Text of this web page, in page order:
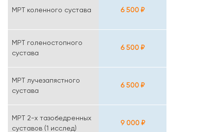
МРТ коленного сустава 6 500 ₽
МРТ голеностопного
сустава
6 500 ₽
МРТ лучезапястного
сустава
6 500 ₽
МРТ 2-х тазобедренных
суставов (1 исслед)
9 000 ₽